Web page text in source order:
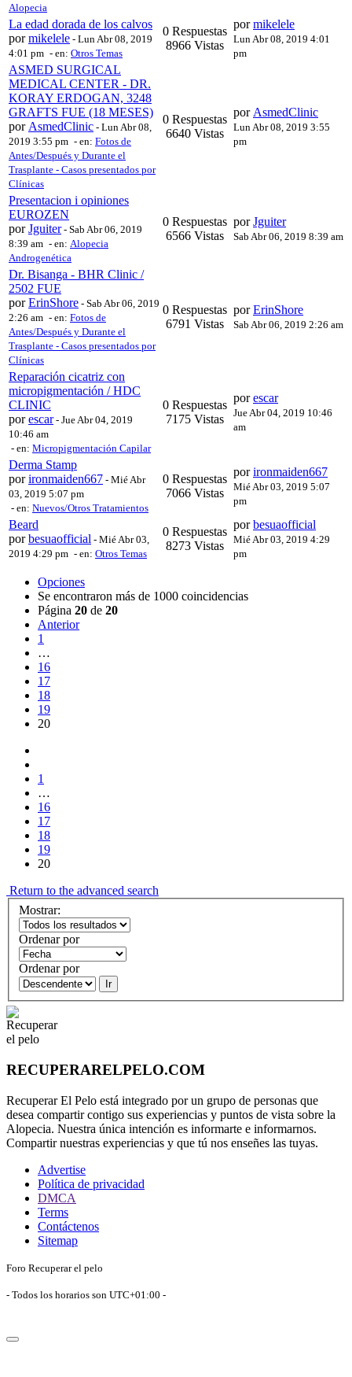
Alopecia
La edad dorada de los calvos
pormikelele - Lun Abr 08, 2019
4:01 pm - en: Otros Temas
0 Respuestas
8966 Vistas
pormikelele
Lun Abr 08, 2019 4:01
pm
ASMED SURGICAL
MEDICAL CENTER - DR.
KORAY ERDOGAN, 3248
GRAFTS FUE (18 MESES)
por AsmedClinic - Lun Abr 08,
2019 3:55 pm - en: Fotos de
Antes/Después y Durante el
Trasplante - Casos presentados por
Clínicas
0 Respuestas
6640 Vistas
por AsmedClinic
Lun Abr 08, 2019 3:55
pm
Presentacion i opiniones
EUROZEN
porJguiter- Sab Abr 06, 2019
8:39 am - en: Alopecia
Androgenética
0 Respuestas
6566 Vistas
porJguiter
Sab Abr 06, 2019 8:39 am
Dr. Bisanga - BHR Clinic /
2502 FUE
porErinShore - Sab Abr 06, 2019
2:26 am - en: Fotos de
Antes/Después y Durante el
Trasplante - Casos presentados por
Clínicas
0 Respuestas
6791 Vistas
porErinShore
Sab Abr 06, 2019 2:26 am
Reparación cicatriz con
micropigmentación / HDC
CLINIC
porescar- Jue Abr 04, 2019
10:46 am
- en: Micropigmentación Capilar
0 Respuestas
7175 Vistas
porescar
Jue Abr 04, 2019 10:46
am
Derma Stamp
porironmaiden667 - Mié Abr
03, 2019 5:07 pm
- en: Nuevos/Otros Tratamientos
0 Respuestas
7066 Vistas
porironmaiden667
Mié Abr 03, 2019 5:07
pm
Beard
porbesuaofficial - Mié Abr 03,
2019 4:29 pm - en: Otros Temas
0 Respuestas
8273 Vistas
porbesuaofficial
Mié Abr 03, 2019 4:29
pm
Opciones
Se encontraron más de 1000 coincidencias
Página 20 de 20
Anterior
1
…
16
17
18
19
20
1
…
16
17
18
19
20
Return to the advanced search
Mostrar:
Ordenar por
Ordenar por
Ir
RECUPERARELPELO.COM
Recuperar El Pelo está integrado por un grupo de personas que
desea compartir contigo sus experiencias y puntos de vista sobre la
Alopecia. Nuestra única intención es informarte e informarnos.
Compartir nuestras experiencias y que tú nos enseñes las tuyas.
Advertise
Política de privacidad
DMCA
Terms
Contáctenos
Sitemap
Foro Recuperar el pelo
- Todos los horarios son UTC+01:00 -